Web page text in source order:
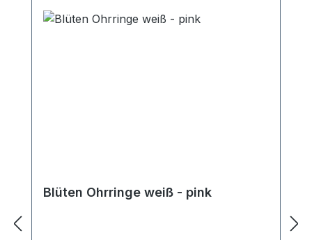
Blüten Ohrringe weiß - pink